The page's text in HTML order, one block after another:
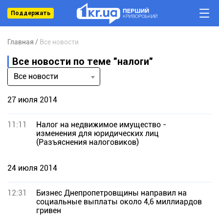
Поддержать
Главная Все новости
Все новости по теме "налоги"
Все новости
27 июля 2014
11:11
Налог на недвижимое имущество -
изменения для юридических лиц
(Разъяснения налоговиков)
24 июля 2014
12:31
Бизнес Днепропетровщины направил на
социальные выплаты около 4,6 миллиардов
гривен